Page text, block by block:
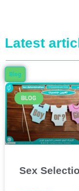
Latest
Blog
BLOG
Sex